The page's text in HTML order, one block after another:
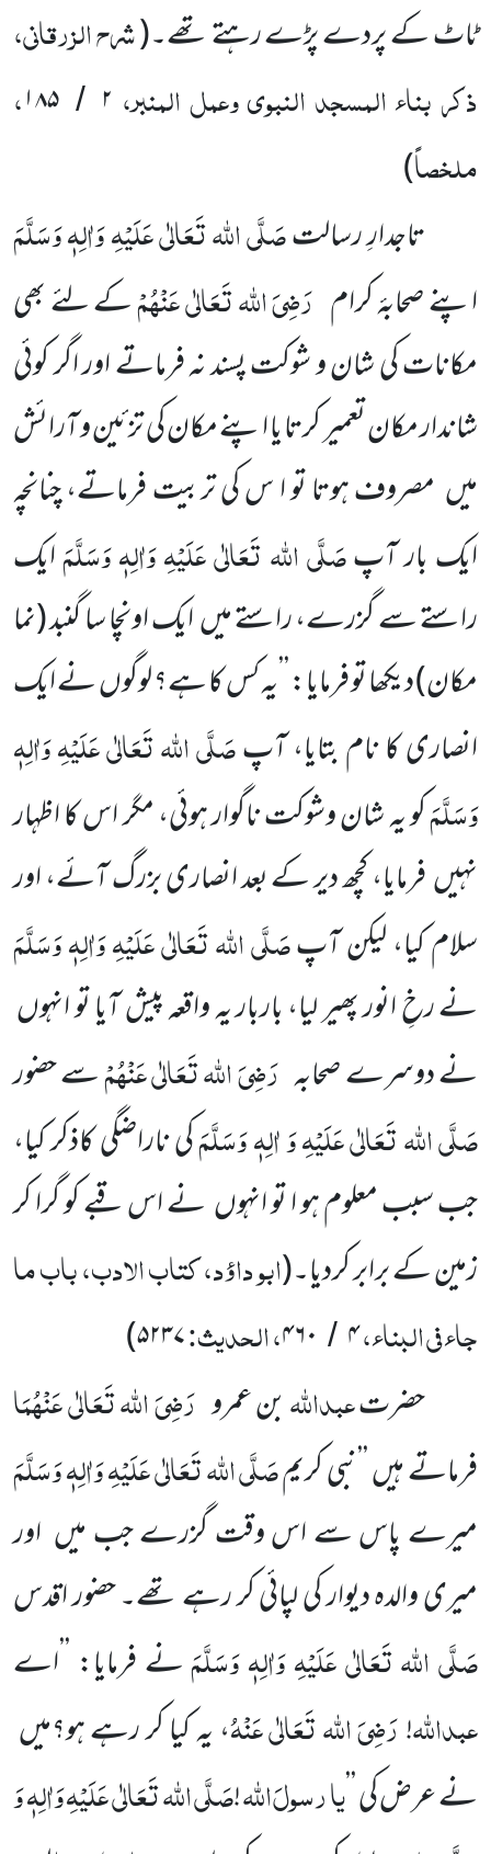
ٹاٹ کے پردے پڑے رہتے تھے۔(شرح الزرقانی،
ذکر بناء المسجد النبوی وعمل المنبر، ۲ / ۱۸۵،
ملخصاً)
تاجدارِ رسالتصَلَّی اللہ تَعَالٰی عَلَیْہِ وَاٰلِہٖ وَسَلَّمَ
اپنے صحابۂ کرام رَضِیَ اللہ تَعَالٰی عَنْہُمْکے لئے بھی
مکانات کی شان و شوکت پسند نہ فرماتے اور اگر کوئی
شاندار مکان تعمیر کرتا یا اپنے مکان کی تزئین و آرائش
میں مصروف ہوتا تو ا س کی تربیت فرماتے، چنانچہ
ایک بار آپصَلَّی اللہ تَعَالٰی عَلَیْہِ وَاٰلِہٖ وَسَلَّمَایک
راستے سے گزرے، راستے میں ایک اونچا سا گنبد (نما
مکان) دیکھا تو فرمایا: ’’یہ کس کا ہے؟ لوگوں نے ایک
انصاری کا نام بتایا، آپصَلَّی اللہ تَعَالٰی عَلَیْہِ وَاٰلِہٖ
وَسَلَّمَکو یہ شان وشوکت ناگوار ہوئی، مگر اس کا اظہار
نہیں فرمایا، کچھ دیر کے بعد انصاری بزرگ آئے، اور
سلام کیا، لیکن آپصَلَّی اللہ تَعَالٰی عَلَیْہِ وَاٰلِہٖ وَسَلَّمَ
نے رخِ انور پھیر لیا، باربار یہ واقعہ پیش آیا تو انہوں
نے دوسرے صحابہ رَضِیَ اللہ تَعَالٰی عَنْہُمْسے حضور
صَلَّی اللہ تَعَالٰی عَلَیْہِ وَ اٰلِہٖ وَسَلَّمَکی ناراضگی کاذکر کیا،
جب سبب معلوم ہو ا تو انہوں نے اس قبے کو گرا کر
زمین کے برابر کردیا۔(ابو داؤد، کتاب الادب، باب ما
جاء فی البناء،۴ / ۴۶۰، الحدیث:۵۲۳۷)
حضرتعبداللہبن عمرو رَضِیَ اللہ تَعَالٰی عَنْہُمَا
فرماتے ہیں ’’نبی کریمصَلَّی اللہ تَعَالٰی عَلَیْہِ وَاٰلِہٖ وَسَلَّمَ
میرے پاسسے اس وقت گزرے جب میں اور
میری والدہ دیوار کی لپائی کر رہے تھے۔ حضور اقدس
صَلَّی اللہ تَعَالٰی عَلَیْہِ وَاٰلِہٖ وَسَلَّمَنے فرمایا: ’’اے
عبداللہ!رَضِیَ اللہ تَعَالٰی عَنْہُ، یہ کیا کر رہے ہو؟میں
نے عرض کی ’’یارسولَاللہ!صَلَّی اللہ تَعَالٰی عَلَیْہِ وَاٰلِہٖ وَ